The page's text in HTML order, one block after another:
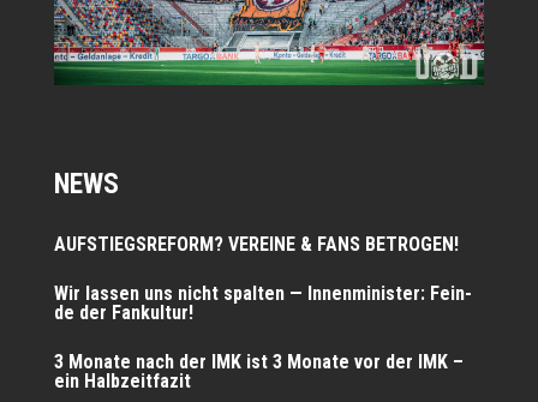
NEWS
AUFSTIEGSREFORM? VEREINE & FANS BETROGEN!
Wir las­sen uns nicht spal­ten — Innen­mi­nis­ter: Fein­
de der Fankultur!
3 Mona­te nach der IMK ist 3 Mona­te vor der IMK –
ein Halbzeitfazit